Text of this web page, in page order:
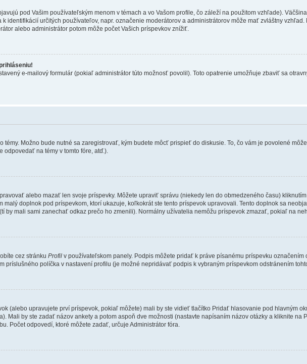
pod Vašim používateľským menom v témach a vo Vašom profile, čo záleží na použitom vzhľade).
identifikácií určitých používateľov, napr. označenie moderátorov a administrátorov môže mať zvláštny
alebo administrátor potom môže počet Vašich príspevkov znížiť.
e-mailový formulár (pokiaľ administrátor túto možnosť povolil). Toto opatrenie umožňuje zbaviť sa
Možno bude nutné sa zaregistrovať, kým budete môcť prispieť do diskusie. To, čo vám je povolené
odpovedať na témy v tomto fóre, atď.).
alebo mazať len svoje príspevky. Môžete upraviť správu (niekedy len do obmedzeného času)
doplnok pod príspevkom, ktorí ukazuje, koľkokrát ste tento príspevok upravovali. Tento doplnok sa
by mali sami zanechať odkaz prečo ho zmenili). Normálny užívatelia nemôžu príspevok zmazať, pokiaľ na
cez stránku Profil v používateľskom panely. Podpis môžete pridať k práve písanému príspevku označením
príslušného políčka v nastavení profilu (je možné nepridávať podpis k vybraným príspevkom odstránením
(alebo upravujete prví príspevok, pokiaľ môžete) mali by ste vidieť tlačítko Pridať hlasovanie pod hlavným
Mali by ste zadať názov ankety a potom aspoň dve možnosti (nastavte napísaním názov otázky a kliknite na
Počet odpovedí, ktoré môžete zadať, určuje Administrátor fóra.